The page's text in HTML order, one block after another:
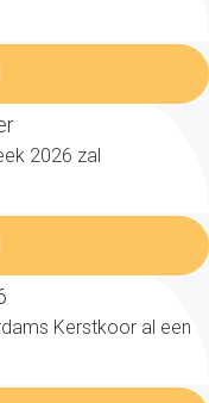
2026 zal
Kerstkoor al een